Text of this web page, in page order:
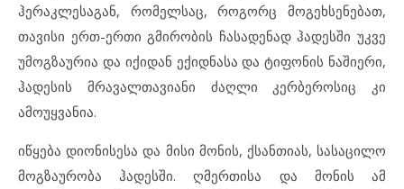
ჰერაკლესაგან, რომელსაც, როგორც მოგეხსენებათ,
თავისი ერთ-ერთი გმირობის ჩასადენად ჰადესში უკვე
უმოგზაურია და იქიდან ექიდნასა და ტიფონის ნაშიერი,
ჰადესის მრავალთავიანი ძაღლი კერბეროსიც კი
ამოუყვანია.
იწყება დიონისესა და მისი მონის, ქსანთიას, სასაცილო
მოგზაურობა ჰადესში. ღმერთისა და მონის ამ